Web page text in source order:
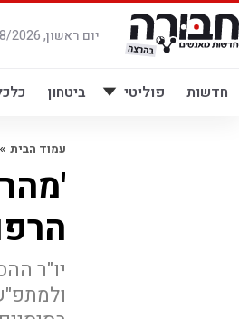
דלג
לתוכן
יום ראשון, 09/08/2026
חדשות פוליטי ביטחון
עמוד הבית »
יו"ר